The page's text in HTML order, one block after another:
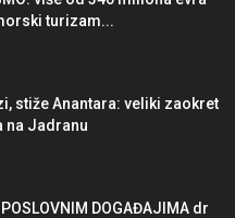
turizam...
stiže Anantara: veliki zaokret
na Jadranu
DOGAĐAJIMA dr